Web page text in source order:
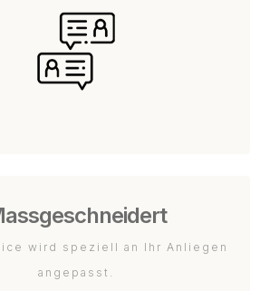
wird speziell an Ihr Anliegen
angepasst.